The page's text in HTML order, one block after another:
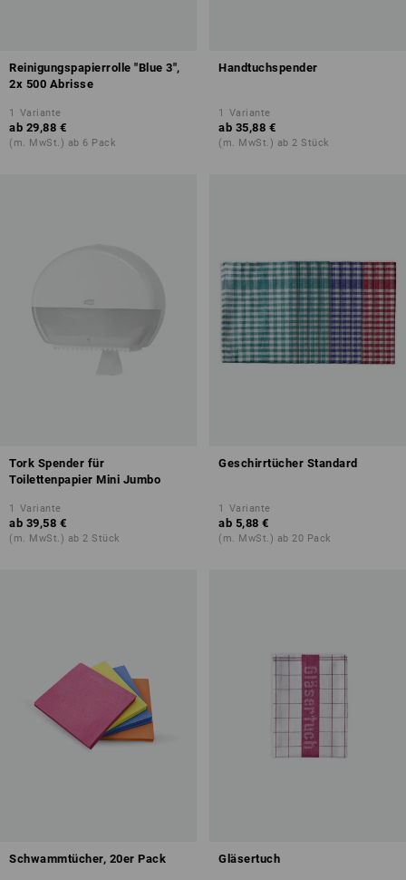
Reinigungspapierrolle "Blue 3",
2x 500 Abrisse
1 Variante
ab 29,88 €
(m. MwSt.) ab 6 Pack
Handtuchspender
1 Variante
ab 35,88 €
(m. MwSt.) ab 2 Stück
Tork Spender für
Toilettenpapier Mini Jumbo
1 Variante
ab 39,58 €
(m. MwSt.) ab 2 Stück
Geschirrtücher Standard
1 Variante
ab 5,88 €
(m. MwSt.) ab 20 Pack
Schwammtücher, 20er Pack Gläsertuch